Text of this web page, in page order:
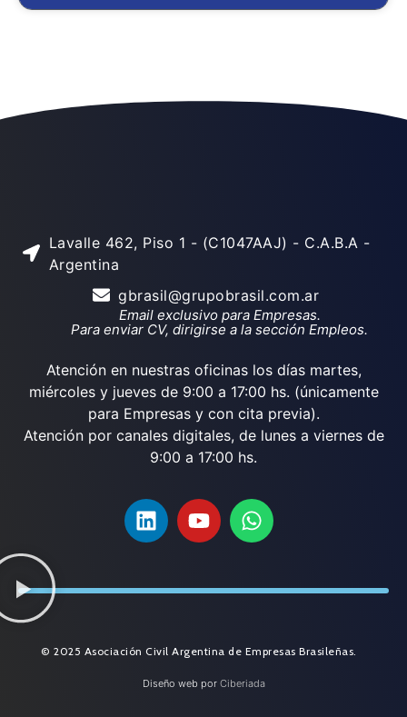
Lavalle 462, Piso 1 - (C1047AAJ) - C.A.B.A -
Argentina
gbrasil@grupobrasil.com.ar
Email exclusivo para Empresas.
Para enviar CV, dirigirse a la sección Empleos.
Atención en nuestras oficinas los días martes,
miércoles y jueves de 9:00 a 17:00 hs. (únicamente
para Empresas y con cita previa).
Atención por canales digitales, de lunes a viernes de
9:00 a 17:00 hs.
© 2025 Asociación Civil Argentina de Empresas Brasileñas.
Diseño web por Ciberiada